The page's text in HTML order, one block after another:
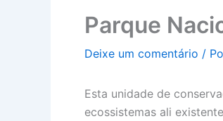
Parque
Deixe um comentário /
Esta unidade de
ecossistemas ali